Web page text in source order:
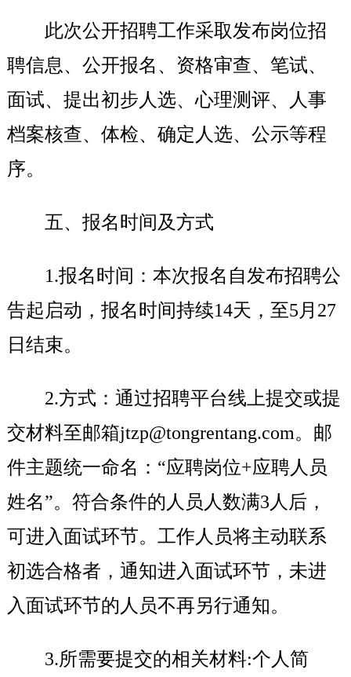
此次公开招聘工作采取发布岗位招
聘信息、公开报名、资格审查、笔试、
面试、提出初步人选、心理测评、人事
档案核查、体检、确定人选、公示等程
序。
五、报名时间及方式
1.报名时间： 本次报名自发布招聘公
告起启动，报名时间持续14天，至5月27
日结束。
2.方式：通过招聘平台线上提交或提
交材料至邮箱jtzp@tongrentang.com。邮
件主题统一命名：“应聘岗位+应聘人员
姓名”。 符合条件的人员人数满3人后，
可进入面试环节。 工作人员将主动联系
初选合格者，通知进入面试环节，未进
入面试环节的人员不再另行通知。
3.所需要提交的相关材料:个人简